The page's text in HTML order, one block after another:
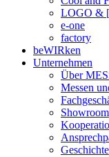
LOGO &
e-one
factory
beWIRken
Unternehmen
Über
Messen
Showroom
Geschichte